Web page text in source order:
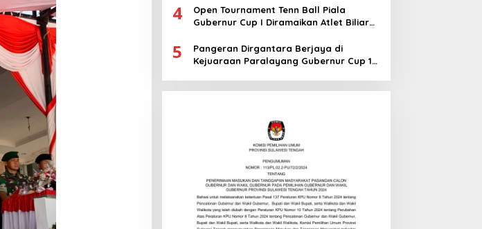
4
Open Tournament Tenn Ball Piala
Gubernur Cup I Diramaikan Atlet Biliar
5
Pangeran Dirgantara Berjaya di
Kejuaraan Paralayang Gubernur Cup 1